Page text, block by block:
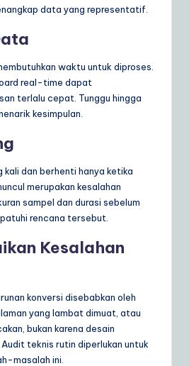
data yang representatif.
waktu untuk diproses.
real-time dapat
terlalu cepat. Tunggu hingga
kesimpulan.
dan berhenti hanya ketika
merupakan kesalahan
sampel dan durasi sebelum
rencana tersebut.
Kesalahan
konversi disebabkan oleh
yang lambat dimuat, atau
bukan karena desain
teknis rutin diperlukan untuk
masalah ini.